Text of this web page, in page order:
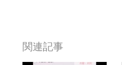
関連記事